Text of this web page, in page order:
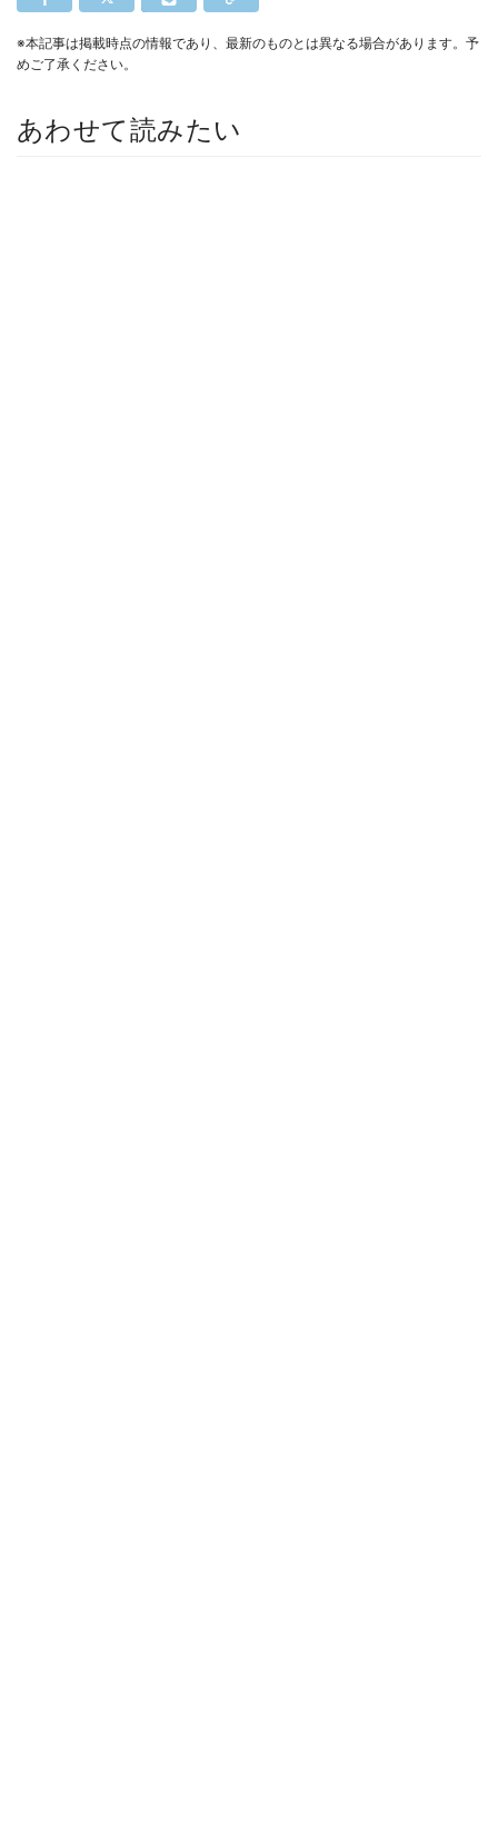
※本記事は掲載時点の情報であり、最新のものとは異なる場合があります。予
めご了承ください。
あわせて読みたい